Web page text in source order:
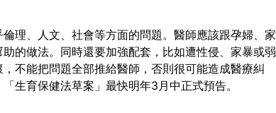
理、人文、社會等方面的問題。醫師應該跟孕婦、家
的做法。同時還要加強配套，比如遭性侵、家暴或弱
不能把問題全部推給醫師，否則很可能造成醫療糾
生育保健法草案」最快明年3月中正式預告。